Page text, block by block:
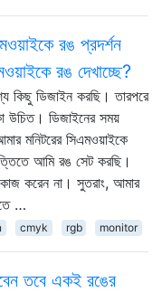
রঙ প্রদর্শন
রঙ দেখাচ্ছে?
কিছু ডিজাইন করছি। তারপরে
উচিত। ডিজাইনের সময়
মনিটরের সিএমওয়াইকে
আমি রঙ সেট করছি।
কাজ করেন না। সুতরাং, আমার
…
cmyk rgb monitor
তবে একই রঙের